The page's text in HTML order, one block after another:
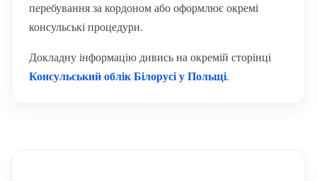
перебування за кордоном або оформлює окремі
консульські процедури.
Докладну інформацію дивись на окремій сторінці
Консульський облік Білорусі у Польщі.